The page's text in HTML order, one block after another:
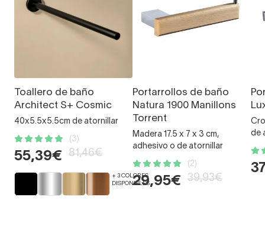
Toallero de baño
Architect S+ Cosmic
40x5.5x5.5cm de atornillar
(3)
55,39€ 81,46€
+ 3 COLORES
DISPONIBLES
Portarrollos de baño
Natura 1900 Manillons
Torrent
Madera 17.5 x 7 x 3 cm,
adhesivo o de atornillar
(2)
29,95€ 39,93€
de